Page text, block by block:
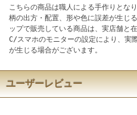
こちらの商品は職人による手作りとな
柄の出方・配置、形や色に誤差が生じ
ップで販売している商品は、実店舗と
C/スマホのモニターの設定により、実
が生じる場合がございます。
ユーザーレビュー